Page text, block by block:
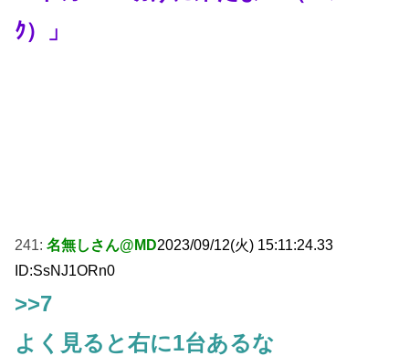
ｸ）」
241: 名無しさん@MD2023/09/12(火) 15:11:24.33
ID:SsNJ1ORn0
>>7
よく見ると右に1台あるな